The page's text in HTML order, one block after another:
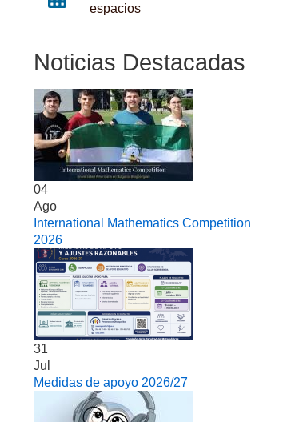
espacios
Noticias Destacadas
04
Ago
International Mathematics Competition
2026
31
Jul
Medidas de apoyo 2026/27